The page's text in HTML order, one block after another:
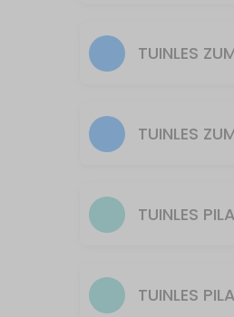
PILATES maandag 20.00h
PILATES dinsdag 9U45
30min Yogilates 11u
30 min · 40 slots
55 min · 25 slots